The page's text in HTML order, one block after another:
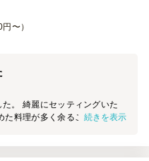
〜）
。 綺麗にセッティングいた
た料理が多く余ることが多い
続きを表示